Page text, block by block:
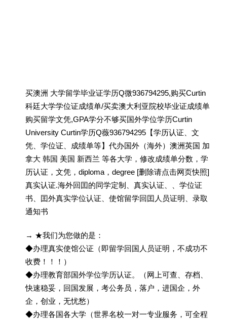
买澳洲 大学留学毕业证学历Q微936794295,购买Curtin
科廷大学学位证成绩单/买卖澳大利亚院校毕业证成绩单
购买留学文凭,GPA学分不够买国外学位学历Curtin
University Curtin学历Q薇936794295【学历认证、文
凭、学位证、成绩单等】代办国外（海外）澳洲英国 加
拿大 韩国 美国 新西兰 等各大学，修改成绩单分数，学
历认证，文凭，diploma，degree [删除请点击网页快照]
真实认证.海外回囯的同学定制、真实认证、、学位证
书、囯外真实学位认证、使馆留学回囯人员证明、录取
通知书
→ ★我们为您做的是：
◆办理真实使馆公证（即留学回国人员证明，不成功不
收费！！！）
◆办理教育部国外学位学历认证。（网上可查、存档、
快速稳妥，回国发展，考公务员，落户，进国企，外
企，创业，无忧愁）
◆办理各国各大学（世界名校一对一专业服务，可全程